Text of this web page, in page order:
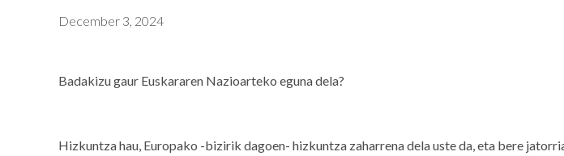
December 3, 2024
Badakizu gaur Euskararen Nazioarteko eguna dela?
Hizkuntza hau, Europako -bizirik dagoen- hizkuntza zaharrena dela uste da, eta bere